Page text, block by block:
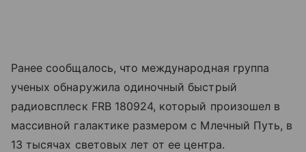
Ранее сообщалось, что международная группа
ученых обнаружила одиночный быстрый
радиовсплеск FRB 180924, который произошел в
массивной галактике размером с Млечный Путь, в
13 тысячах световых лет от ее центра.